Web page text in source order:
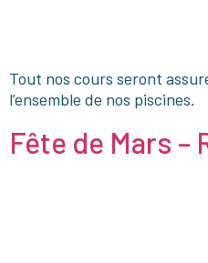
Tout nos cours seront
l’ensemble de nos piscines.
Fête de Mars –